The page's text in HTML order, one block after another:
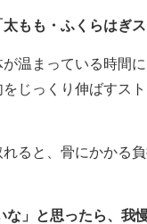
もも・ふくらはぎス
温まっている時間
じっくり伸ばすス
ると、骨にかかる
な」と思ったら、我